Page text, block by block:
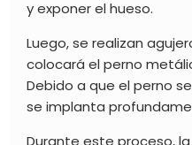
y exponer el hueso.
Luego, se realizan
colocará el perno
Debido a que el perno
se implanta
Durante este proceso,